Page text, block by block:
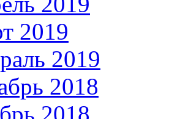
2019
2019
2018
2018